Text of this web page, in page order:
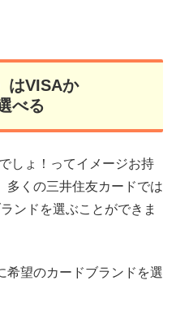
はVISAか
べる
しょ！ってイメージお持
多くの三井住友カードでは
ンドを選ぶことができま
希望のカードブランドを選